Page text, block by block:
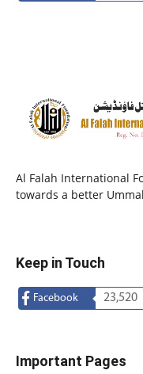
Al Falah International
towards a better
Keep in Touch
Facebook 23,520
Important Pages